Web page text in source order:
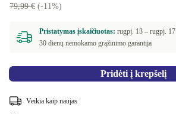
79,99 € (-11%)
Pristatymas įskaičiuotas: rugpj. 13 – rugpj. 17
30 dienų nemokamo grąžinimo garantija
Pridėti į krepšelį
Veikia kaip naujas